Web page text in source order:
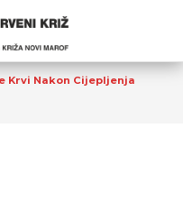
Krvi Nakon Cijepljenja